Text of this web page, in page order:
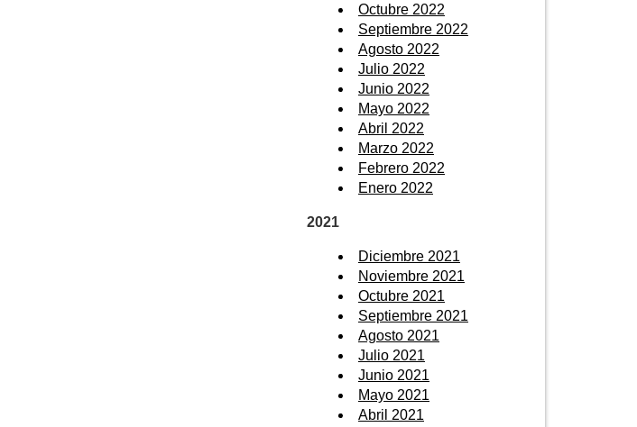
Octubre 2022
Septiembre 2022
Agosto 2022
Julio 2022
Junio 2022
Mayo 2022
Abril 2022
Marzo 2022
Febrero 2022
Enero 2022
2021
Diciembre 2021
Noviembre 2021
Octubre 2021
Septiembre 2021
Agosto 2021
Julio 2021
Junio 2021
Mayo 2021
Abril 2021